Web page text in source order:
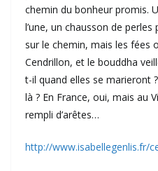
chemin du bonheur promis.
l’une, un chausson de
sur le chemin, mais les fées
Cendrillon, et le bouddha
t-il quand elles se marieront
là ? En France, oui, mais au
rempli d’arêtes…
http://www.isabellegenlis.fr/